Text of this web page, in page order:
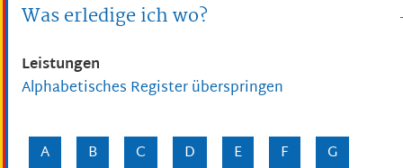
Was erledige ich wo?
Leistungen
Alphabetisches Register überspringen
A B C D E F
G